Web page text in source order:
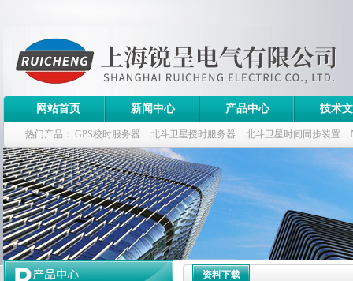
网站首页 新闻中心 产品中心 技术
热门产品： GPS校时服务器 北斗卫星授时服务器 北斗卫星时间同步装置
斗卫星同步时钟指标
资料下载